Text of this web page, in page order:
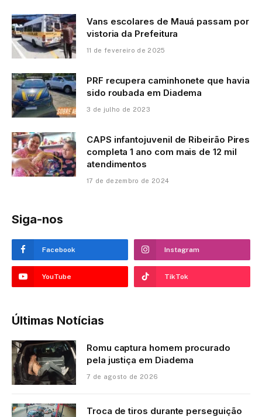
Vans escolares de Mauá passam por
vistoria da Prefeitura
11 de fevereiro de 2025
PRF recupera caminhonete que havia
sido roubada em Diadema
3 de julho de 2023
CAPS infantojuvenil de Ribeirão Pires
completa 1 ano com mais de 12 mil
atendimentos
17 de dezembro de 2024
Siga-nos
Facebook Instagram
YouTube TikTok
Últimas Notícias
Romu captura homem procurado
pela justiça em Diadema
7 de agosto de 2026
Troca de tiros durante perseguição